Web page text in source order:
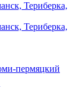
Териберка,
Териберка,
пермяцкий